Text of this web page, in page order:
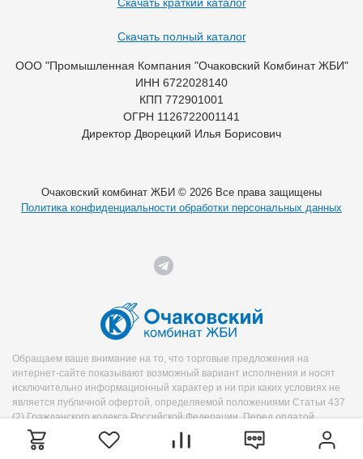
Скачать полный каталог
ООО "Промышленная Компания "Очаковский Комбинат ЖБИ"
ИНН 6722028140
КПП 772901001
ОГРН 1126722001141
Директор Дворецкий Илья Борисович
Очаковский комбинат ЖБИ © 2026 Все права защищены
Политика конфиденциальности обработки персональных данных
Обращаем ваше внимание на то, что торговые предложения на
интернет-сайте показывают возможный вариант исполнения и носят
исключительно информационный характер и ни при каких условиях не
является публичной офертой, определяемой положениями Статьи 437
(2) Гражданского кодекса Российской Федерации. Перед оплатой
уточняйте необходимую информацию о продукте у менеджера.